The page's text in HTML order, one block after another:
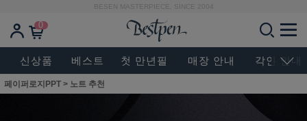
BESEN MASTERPIECE, SINCE 2004
0
신상품 베스트 첫 만년필 매장 안내 각인 안내
페이퍼로지PPT > 노트 추천